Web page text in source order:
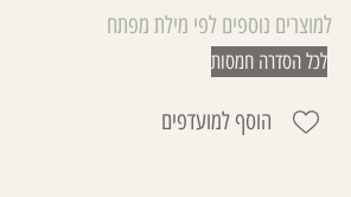
למוצרים נוספים לפי מילת מפתח
לכל הסדרה חמסות
הוסף למועדפים